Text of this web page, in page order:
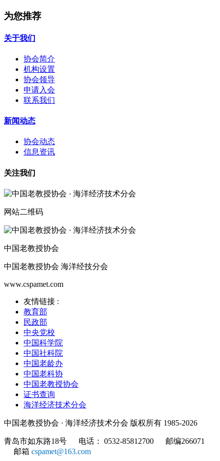
为您推荐
关于我们
协会简介
机构设置
协会领导
申请入会
联系我们
新闻动态
协会动态
信息资讯
关注我们
网站二维码
中国老教授协会
中国老教授协会 海洋经技分会
www.cspamet.com
友情链接 :
教育部
民政部
中央党校
中国科学院
中国社科院
中国老龄办
中国老科协
中国老教授协会
证书查询
海洋经济技术分会
中国老教授协会 · 海洋经济技术分会 版权所有 1985-2026
青岛市如东路18号 电话： 0532-85812700 邮编266071
邮箱 cspamet@163.com